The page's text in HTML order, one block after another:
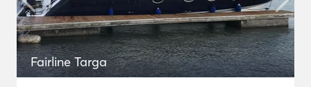
Fairline Targa